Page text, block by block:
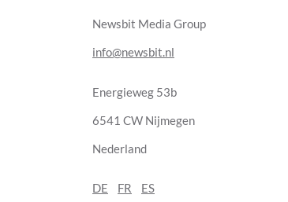
Newsbit Media Group
info@newsbit.nl
Energieweg 53b
6541 CW Nijmegen
Nederland
DE FR ES